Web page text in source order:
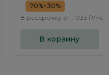
70%+30%
В рассрочку от 1 033 ₽/
В корзину